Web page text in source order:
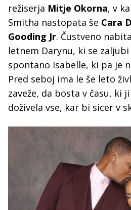
režiserja Mitje Okorna, v
Smitha nastopata še Cara
Gooding Jr. Čustveno
letnem Darynu, ki se
spontano Isabelle, ki pa je
Pred seboj ima le še leto
zaveže, da bosta v času, ki
doživela vse, kar bi sicer v